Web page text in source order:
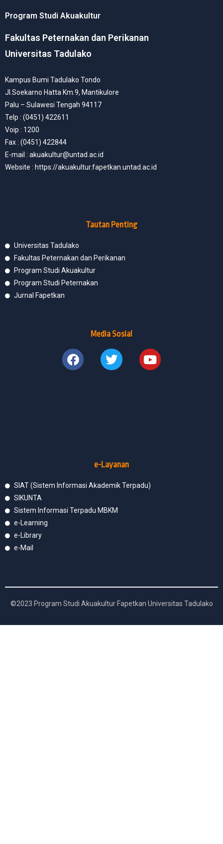
Program Studi Akuakultur
Fakultas Peternakan dan Perikanan
Universitas Tadulako
Kampus Bumi Tadulako Tondo
Jl.Soekarno Hatta Km.9, Mantikulore
Palu – Sulawesi Tengah 94117
Telp : (0451) 422611
Voip : 1200
Fax : (0451) 422844
E-mail : akuakultur@untad.ac.id
Website : https://akuakultur.fapetkan.untad.ac.id
Tautan Penting
Universitas Tadulako
Fakultas Peternakan dan Perikanan
Program Studi Akuakultur
Program Studi Peternakan
Jurnal Fapetkan
Media Sosial
e-Layanan
SIAT (Sistem Informasi Akademik Terpadu)
SIKUNTA
Sistem Informasi Terpadu MBKM
e-Learning
e-Library
e-Mail
©2023 Program Studi Akuakultur Fapetkan Universitas Tadulako